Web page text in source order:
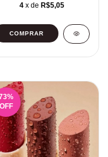
4 x de R$5,05
%
OFF